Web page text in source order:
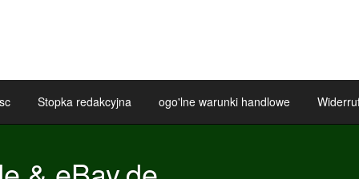
Stopka redakcyjna ogo'lne warunki handlowe